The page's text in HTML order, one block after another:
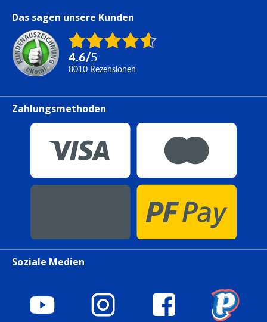
Das sagen unsere Kunden
4.6/5
8010 Rezensionen
Zahlungsmethoden
Soziale Medien